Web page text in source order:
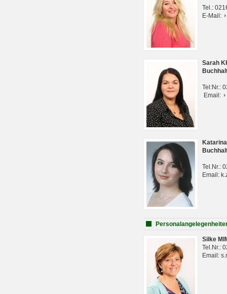
Tel.:
E-Mail:
Sarah
Tel:Nr.:
Email:
Tel.Nr.:
Email:
Silke
Tel.Nr.:
Email: